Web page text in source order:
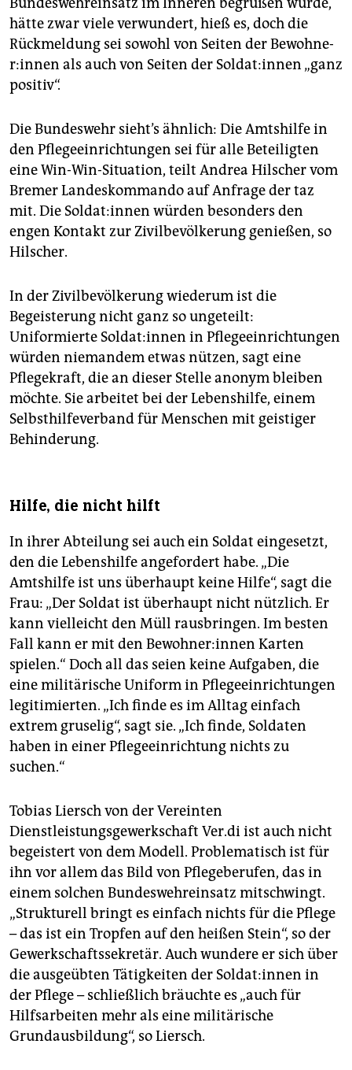
hätte zwar viele verwundert, hieß es, doch die
Rückmeldung sei sowohl von Seiten der Be­woh­ne­
r:in­nen als auch von Seiten der Sol­da­t:in­nen „ganz
positiv“.
Die Bundeswehr sieht’s ähnlich: Die Amtshilfe in
den Pflegeeinrichtungen sei für alle Beteiligten
eine Win-Win-Situation, teilt ­Andrea Hilscher vom
Bremer Landeskommando auf Anfrage der taz
mit. Die Sol­da­t:in­nen würden besonders den
engen Kontakt zur Zivilbevölkerung genießen, so
Hilscher.
In der Zivilbevölkerung wiederum ist die
Begeisterung nicht ganz so ungeteilt:
Uniformierte Sol­da­t:innen in Pflegeeinrichtungen
würden niemandem etwas nützen, sagt eine
Pflegekraft, die an dieser Stelle anonym bleiben
möchte. Sie arbeitet bei der Lebenshilfe, einem
Selbsthilfeverband für Menschen mit geistiger
Behinderung.
Hilfe, die nicht hilft
In ihrer Abteilung sei auch ein Soldat eingesetzt,
den die Lebenshilfe angefordert habe. „Die
Amtshilfe ist uns überhaupt keine Hilfe“, sagt die
Frau: „Der Soldat ist überhaupt nicht nützlich. Er
kann vielleicht den Müll rausbringen. Im besten
Fall kann er mit den Be­woh­ne­r:in­nen Karten
spielen.“ Doch all das seien keine Aufgaben, die
eine militärische Uniform in Pflegeeinrichtungen
legitimierten. „Ich finde es im Alltag einfach
extrem gruselig“, sagt sie. „Ich finde, Soldaten
haben in einer Pflegeeinrichtung nichts zu
suchen.“
Tobias Liersch von der Vereinten
Dienstleistungsgewerkschaft Ver.di ist auch nicht
begeistert von dem Modell. Problematisch ist für
ihn vor allem das Bild von Pflegeberufen, das in
einem solchen Bundeswehreinsatz mitschwingt.
„Strukturell bringt es einfach nichts für die Pflege
– das ist ein Tropfen auf den heißen Stein“, so der
Gewerkschaftssekretär. Auch wundere er sich über
die ausgeübten Tätigkeiten der Sol­da­t:in­nen in
der Pflege – schließlich bräuchte es „auch für
Hilfsarbeiten mehr als eine militärische
Grundausbildung“, so Liersch.